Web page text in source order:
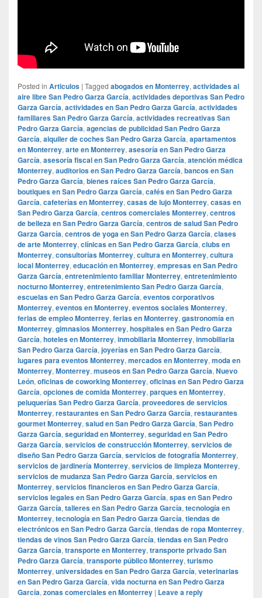
Posted in Articulos | Tagged abogados en Monterrey, actividades al
aire libre San Pedro Garza García, actividades deportivas San Pedro
Garza García, actividades en San Pedro Garza García, actividades
familiares San Pedro Garza García, actividades recreativas San
Pedro Garza García, agencias de publicidad San Pedro Garza
García, alquiler de coches San Pedro Garza García, apartamentos
en Monterrey, arte en Monterrey, asesoría en San Pedro Garza
García, asesoría fiscal en San Pedro Garza García, atención médica
Monterrey, auditorios en San Pedro Garza García, bancos en San
Pedro Garza García, bienes raíces San Pedro Garza García,
boutiques en San Pedro Garza García, cafés en San Pedro Garza
García, cafeterías en Monterrey, casas de lujo Monterrey, casas en
San Pedro Garza García, centros comerciales Monterrey, centros
de belleza en San Pedro Garza García, centros de salud San Pedro
Garza García, centros de yoga en San Pedro Garza García, clases
de arte Monterrey, clínicas en San Pedro Garza García, clubs en
Monterrey, consultorías Monterrey, cultura en Monterrey, cultura
local Monterrey, educación en Monterrey, empresas en San Pedro
Garza García, entretenimiento familiar Monterrey, entretenimiento
nocturno Monterrey, entretenimiento San Pedro Garza García,
escuelas en San Pedro Garza García, eventos corporativos
Monterrey, eventos en Monterrey, eventos sociales Monterrey,
ferias de empleo Monterrey, ferias en Monterrey, gastronomía en
Monterrey, gimnasios Monterrey, hospitales en San Pedro Garza
García, hoteles en Monterrey, inmobiliaria Monterrey, inmobiliaria
San Pedro Garza García, joyerías en San Pedro Garza García,
lugares para eventos Monterrey, mercados en Monterrey, moda en
Monterrey, Monterrey, museos en San Pedro Garza García, Nuevo
León, oficinas de coworking Monterrey, oficinas en San Pedro Garza
García, opciones de comida Monterrey, parques en Monterrey,
peluquerías San Pedro Garza García, proveedores de servicios
Monterrey, restaurantes en San Pedro Garza García, restaurantes
gourmet Monterrey, salud en San Pedro Garza García, San Pedro
Garza García, seguridad en Monterrey, seguridad en San Pedro
Garza García, servicios de construcción Monterrey, servicios de
diseño San Pedro Garza García, servicios de fotografía Monterrey,
servicios de jardinería Monterrey, servicios de limpieza Monterrey,
servicios de mudanza San Pedro Garza García, servicios en
Monterrey, servicios financieros en San Pedro Garza García,
servicios legales en San Pedro Garza García, spas en San Pedro
Garza García, talleres en San Pedro Garza García, tecnología en
Monterrey, tecnología en San Pedro Garza García, tiendas de
electrónicos en San Pedro Garza García, tiendas de ropa Monterrey,
tiendas de vinos San Pedro Garza García, tiendas en San Pedro
Garza García, transporte en Monterrey, transporte privado San
Pedro Garza García, transporte público Monterrey, turismo
Monterrey, universidades en San Pedro Garza García, veterinarias
en San Pedro Garza García, vida nocturna en San Pedro Garza
García, zonas comerciales en Monterrey | Leave a reply